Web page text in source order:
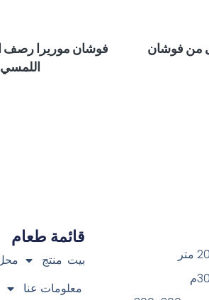
من فوشان
فوشان موريرا رصف
اللمسي
قائمة طعام
بيت منتج
معلومات عنا